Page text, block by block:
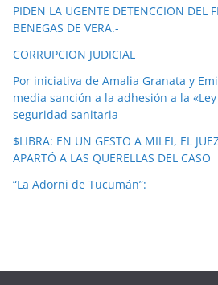
PIDEN LA UGENTE DETENCCION DEL
BENEGAS DE VERA.-
CORRUPCION JUDICIAL
Por iniciativa de Amalia Granata y
media sanción a la adhesión a la
seguridad sanitaria
$LIBRA: EN UN GESTO A MILEI, EL
APARTÓ A LAS QUERELLAS DEL CASO
“La Adorni de Tucumán”: